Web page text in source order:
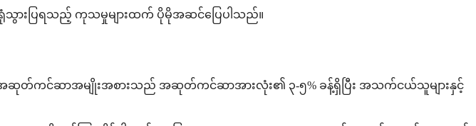
သွားပြရသည့် ကုသမှုများထက် ပိုမိုအဆင်ပြေပါသည်။
ဤအဆုတ်ကင်ဆာအမျိုးအစားသည် အဆုတ်ကင်ဆာအားလုံး၏ ၃-၅% ခန့်ရှိပြီး အသက်ငယ်သူများနှင့်